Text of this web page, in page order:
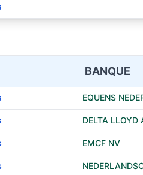
BANQUE
EQUENS
DELTA LLOYD
EMCF NV